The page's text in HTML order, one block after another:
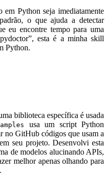
Python seja imediatamente
o que ajuda a detectar
eu encontre tempo para uma
esta é a minha skill
Python.
biblioteca específica é usada
usa um script Python
no GitHub códigos que usam a
seu projeto. Desenvolvi esta
de modelos alucinando APIs,
melhor apenas olhando para